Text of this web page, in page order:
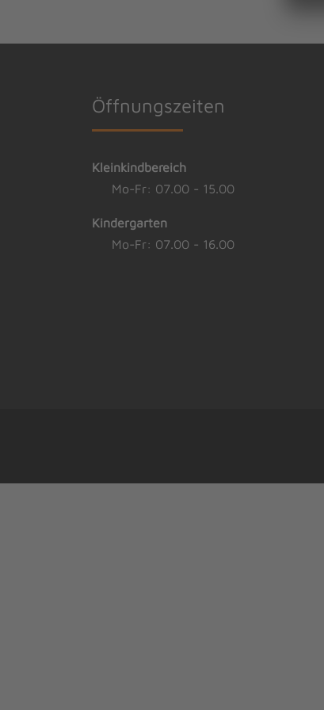
Öffnungszeiten
Kleinkindbereich
Mo-Fr: 07.00 - 15.00
Kindergarten
Mo-Fr: 07.00 - 16.00